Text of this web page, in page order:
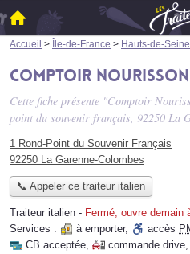
Accueil > Île-de-France > Hauts-de-Seine
Comptoir Nourisson
Cette fiche présente "Comptoir
point du souvenir français, 92250 La
1 Rond-Point du Souvenir Français
92250 La Garenne-Colombes
📞 Appeler ce traiteur italien
Traiteur italien - Fermé, ouvre demain
Services :
à emporter, accès
CB acceptée, commande drive,